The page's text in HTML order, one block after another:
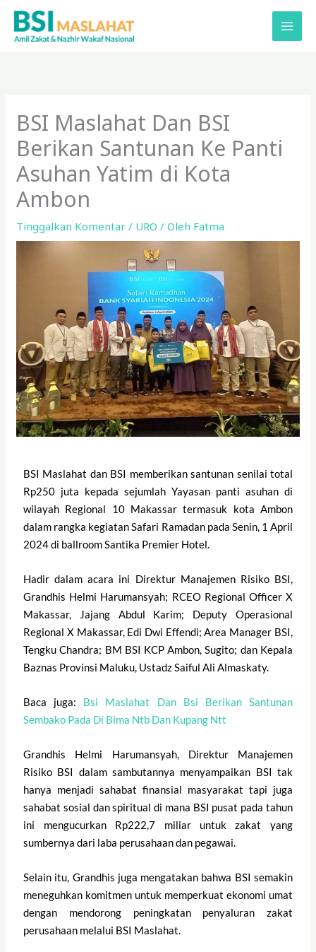
Lewati
konten
BSI Maslahat Dan BSI
Berikan Santunan Ke Panti
Asuhan Yatim di Kota
Ambon
Tinggalkan Komentar / URO / Oleh Fatma
BSI Maslahat dan BSI memberikan santunan senilai total
Rp250 juta kepada sejumlah Yayasan panti asuhan di
wilayah Regional 10 Makassar termasuk kota Ambon
dalam rangka kegiatan Safari Ramadan pada Senin, 1 April
2024 di ballroom Santika Premier Hotel.
Hadir dalam acara ini Direktur Manajemen Risiko BSI,
Grandhis Helmi Harumansyah; RCEO Regional Officer X
Makassar, Jajang Abdul Karim; Deputy Operasional
Regional X Makassar, Edi Dwi Effendi; Area Manager BSI,
Tengku Chandra; BM BSI KCP Ambon, Sugito; dan Kepala
Baznas Provinsi Maluku, Ustadz Saiful Ali Almaskaty.
Baca juga: Bsi Maslahat Dan Bsi Berikan Santunan
Sembako Pada Di Bima Ntb Dan Kupang Ntt
Grandhis Helmi Harumansyah, Direktur Manajemen
Risiko BSI dalam sambutannya menyampaikan BSI tak
hanya menjadi sahabat finansial masyarakat tapi juga
sahabat sosial dan spiritual di mana BSI pusat pada tahun
ini mengucurkan Rp222,7 miliar untuk zakat yang
sumbernya dari laba perusahaan dan pegawai.
Selain itu, Grandhis juga mengatakan bahwa BSI semakin
meneguhkan komitmen untuk memperkuat ekonomi umat
dengan mendorong peningkatan penyaluran zakat
perusahaan melalui BSI Maslahat.